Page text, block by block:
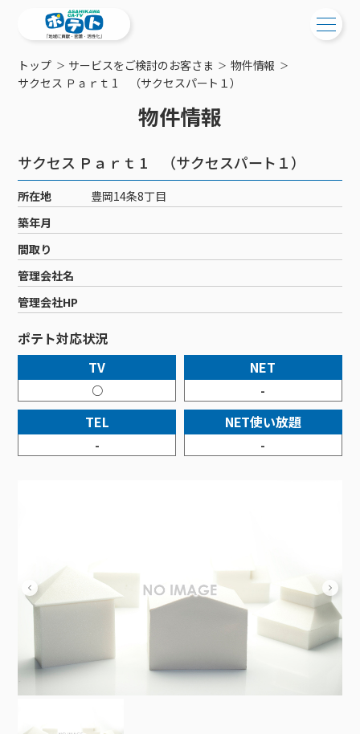
ご検討中の方
工事・配線について
新居をご検討中の方へ
ポテトを導入している集合住宅
物件情報
特典・キャンペーン
おトクな割引サービス
ご加入中の方
ご加入中のサービス確認・変更
WEBメール
サポートサービス
サポートサービストップ
リモートコール
回線速度測定
接続・設定⽅法
訪問サポート＆サポートパックサービス料⾦表
新着情報
メンテナンス・障害情報
ポテトからのプレゼント
イベントカレンダー
講座のご案内
サービス案内
サービス案内
ケーブルテレビ
ケーブルテレビトップ
チャンネル紹介
料⾦プラン
NHK衛星受信料団体⼀括⽀払
機器⼀覧
インターネット
インターネットトップ
料⾦プラン
Wi-Fiサービス
ポテトホーム防犯カメラ
オプションサービス
インターネットギガシェアプラン
固定電話
固定電話トップ
基本料⾦・通話料⾦
オプションサービス
auスマートバリュー
auまとめトーク
ポテトスマートフォントップ
料⾦プラン
機種⼀覧
オプションサービス
でんき
でんきトップ
ポラリンでんき×ポテト
ポテトでんき
暮らしを快適にするサービス
暮らしを快適にするサービストップ
ポテトライフメール
コミチャン
お困りの方はこちら
会社案内
メンテナンス
障害情報
トップ サービスをご検討のお客さま
物件情報
サクセス Ｐａｒｔ 1 （サクセスパート１）
物件情報
サクセス Ｐａｒｔ 1 （サクセスパート１）
所在地
豊岡14条8丁目
築年月
間取り
管理会社名
管理会社HP
ポテト対応状況
TV
○
NET
-
TEL
-
NET使い放題
-